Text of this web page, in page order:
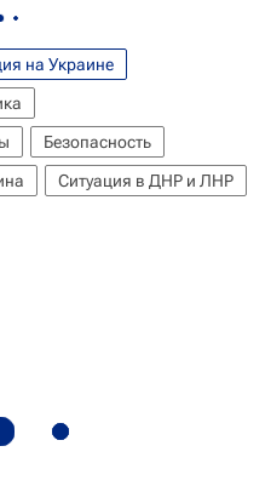
на Украине
Безопасность
Ситуация в ДНР и ЛНР